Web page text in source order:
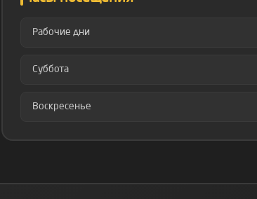
Рабочие дни
Суббота
Воскресенье